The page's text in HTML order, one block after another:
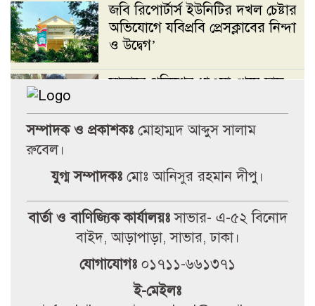
জবি রিপোর্টার্স ইউনিটির দখল চেষ্টার
অভিযোগে যবিপ্রবি প্রেসক্লাবের নিন্দা
ও উদ্বেগ’
সাভারে পুলিশের ধাওয়া খেয়ে ছাদ
অভিযোগ
অভিযোগে যবিপ্রবি প্রেসক্লাবের নিন্দা
ও উদ্বেগ’
টানা বৃষ্টিতে আত্রাইয়ে বেড়েছে সবজির
সম্পাদক ও প্রকাশকঃমোহাম্মদ আব্দুস সালাম
রুবেল।
যুগ্ম সম্পাদকঃ মোঃ আনিসুর রহমান দীপু।
বার্তা ও বাণিজ্যিক কার্যালয়ঃসাভার- এ-৫২ বিনোদ
বাইদ, আড়াপাড়া, সাভার, ঢাকা।
যোগাযোগঃ ০১৭১১-৬৬১৩৭১
ই-মেইলঃ